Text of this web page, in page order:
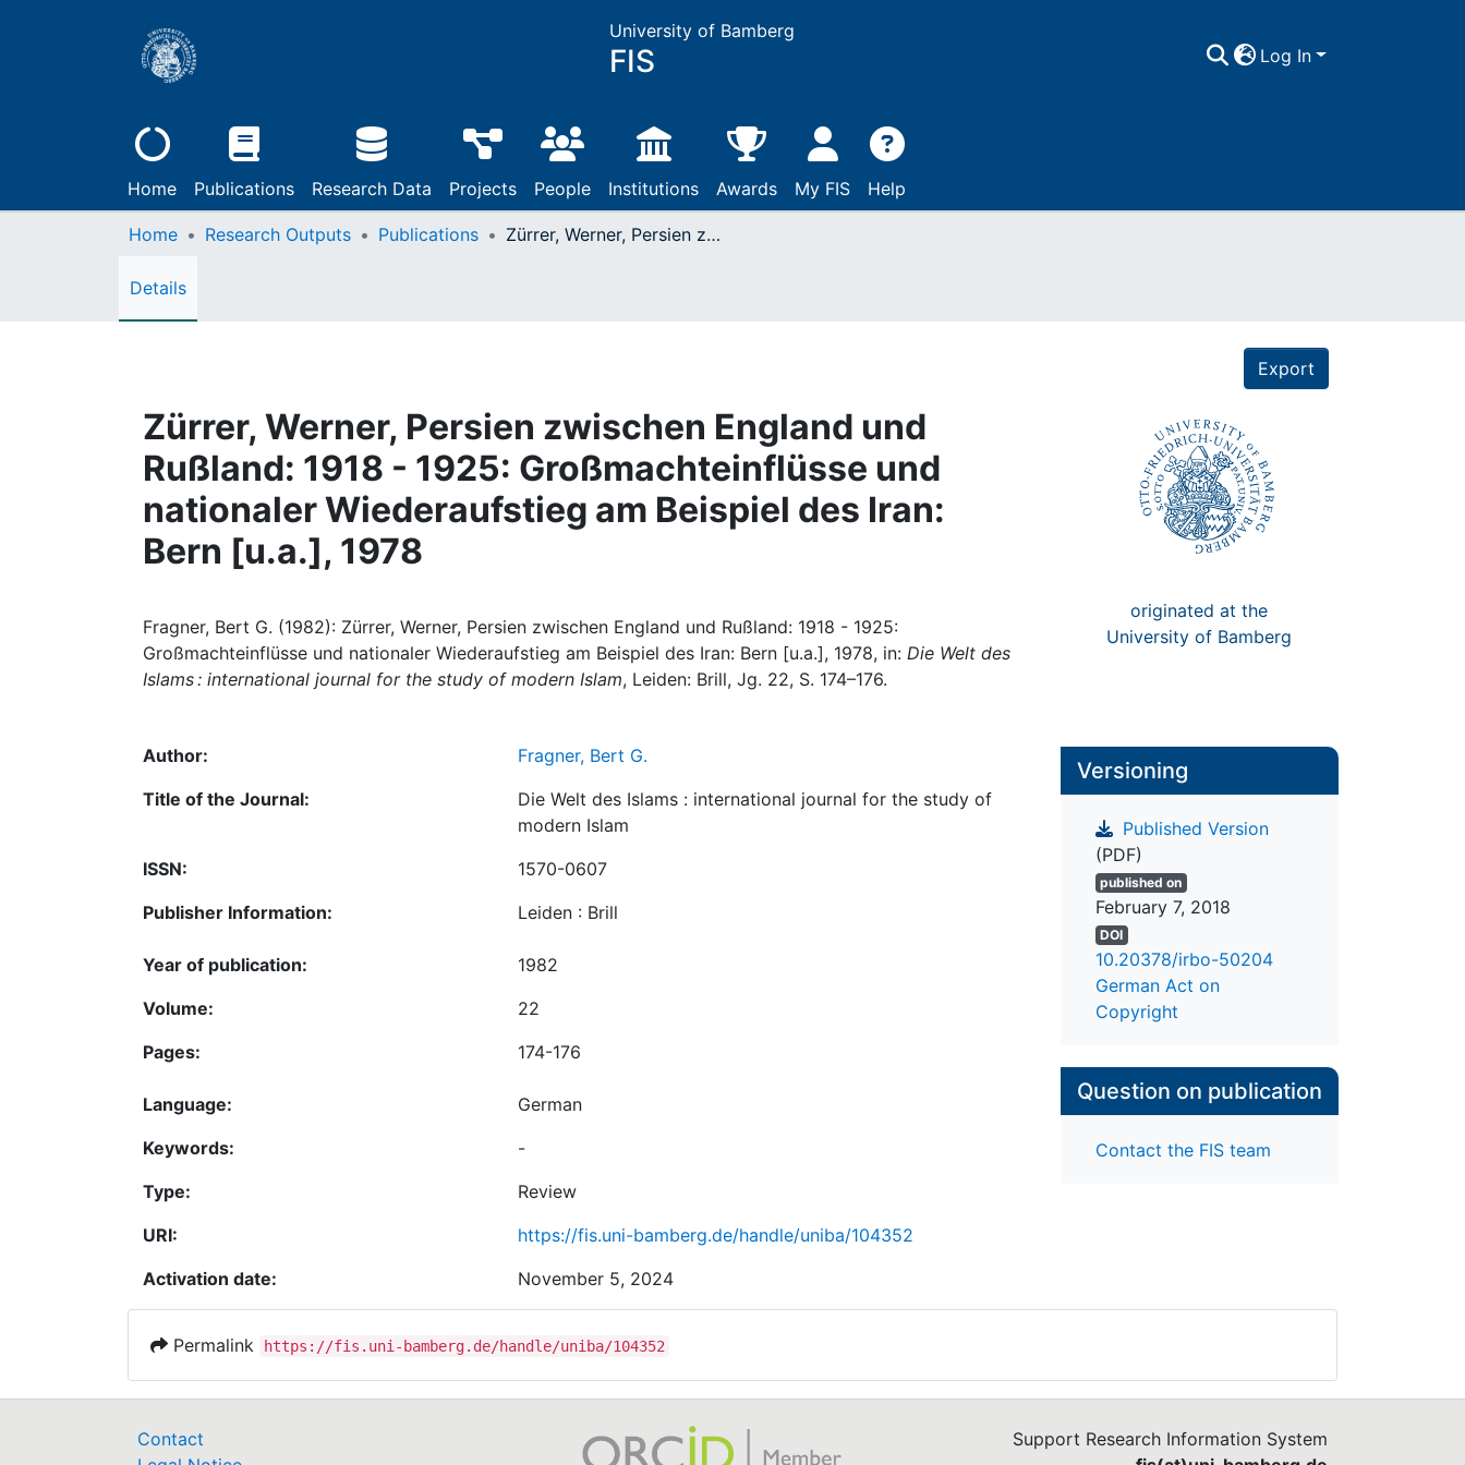
University of Bamberg
FIS Log In
Home Publications Research Data Projects People Institutions Awards My FIS Help
Home Research Outputs Publications Zürrer, Werner, Persien zwischen England und Rußland: 1918 - 1925: Großmachteinflüsse und nationaler Wiederaufstieg am Beispiel des Iran: Bern [u.a.], 1978
Details
Export
Zürrer, Werner, Persien zwischen England und
Rußland: 1918 - 1925: Großmachteinflüsse und
nationaler Wiederaufstieg am Beispiel des Iran:
Bern [u.a.], 1978
Fragner, Bert G. (1982): Zürrer, Werner, Persien zwischen England und Rußland: 1918 - 1925:
Großmachteinflüsse und nationaler Wiederaufstieg am Beispiel des Iran: Bern [u.a.], 1978, in: Die Welt des
Islams : international journal for the study of modern Islam, Leiden: Brill, Jg. 22, S. 174–176.
originated at the
University of Bamberg
Author:
Fragner, Bert G.
Title of the Journal:
Die Welt des Islams : international journal for the study of
modern Islam
ISSN:
1570-0607
Publisher Information:
Leiden : Brill
Year of publication:
1982
Volume:
22
Pages:
174-176
Language:
German
Keywords:
-
Type:
Review
URI:
https://fis.uni-bamberg.de/handle/uniba/104352
Activation date:
November 5, 2024
Versioning
Published Version
(PDF)
published on
February 7, 2018
DOI
10.20378/irbo-50204
German Act on
Copyright
Question on publication
Contact the FIS team
Permalink https://fis.uni-bamberg.de/handle/uniba/104352
Contact
Support Research Information System